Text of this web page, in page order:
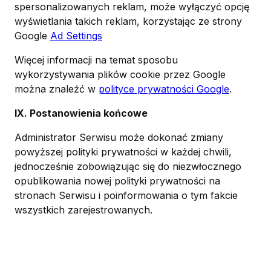
spersonalizowanych reklam, może wyłączyć opcję
wyświetlania takich reklam, korzystając ze strony
Google Ad Settings
Więcej informacji na temat sposobu
wykorzystywania plików cookie przez Google
można znaleźć w polityce prywatności Google.
IX. Postanowienia końcowe
Administrator Serwisu może dokonać zmiany
powyższej polityki prywatności w każdej chwili,
jednocześnie zobowiązując się do niezwłocznego
opublikowania nowej polityki prywatności na
stronach Serwisu i poinformowania o tym fakcie
wszystkich zarejestrowanych.